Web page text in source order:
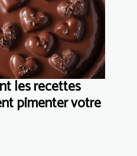
les recettes
pimenter votre